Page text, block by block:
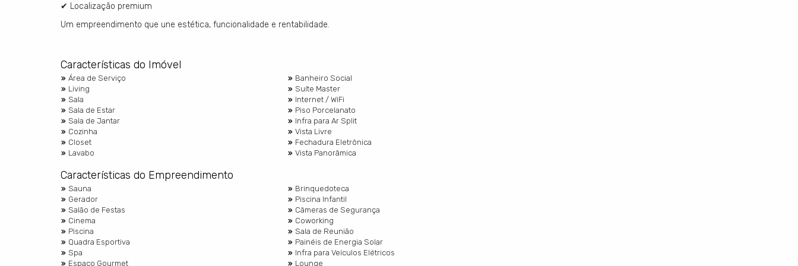
✔ Localização premium
Um empreendimento que une estética, funcionalidade e rentabilidade.
Características do Imóvel
Área de Serviço
Living
Sala
Sala de Estar
Sala de Jantar
Cozinha
Closet
Lavabo
Banheiro Social
Suíte Master
Internet / WiFi
Piso Porcelanato
Infra para Ar Split
Vista Livre
Fechadura Eletrônica
Vista Panorâmica
Características do Empreendimento
Sauna
Gerador
Salão de Festas
Cinema
Piscina
Quadra Esportiva
Spa
Espaço Gourmet
Brinquedoteca
Piscina Infantil
Câmeras de Segurança
Coworking
Sala de Reunião
Painéis de Energia Solar
Infra para Veículos Elétricos
Lounge